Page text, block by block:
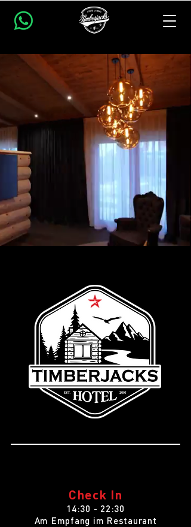
Check In
14:30 - 22:30
Am Empfang im Restaurant